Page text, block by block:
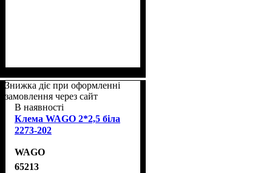
Знижка діє при оформленні
замовлення через сайт
В наявності
Клема WAGO 2*2,5 біла
2273-202
WAGO
65213